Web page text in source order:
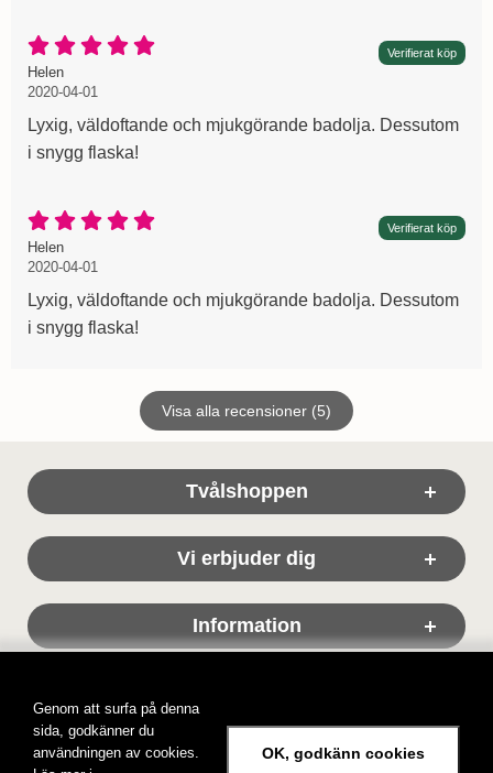
Genom att surfa på denna
sida, godkänner du
användningen av cookies.
OK, godkänn cookies
Betyg: 5 Stjärnor av 5 Verifierat köp
Recension av:
Helen, 2020-04-01
, 2020-04-01
2020-04-01
Lyxig, väldoftande och mjukgörande badolja. Dessutom
i snygg flaska!
Betyg: 5 Stjärnor av 5 Verifierat köp
Recension av:
Helen, 2020-04-01
, 2020-04-01
2020-04-01
Lyxig, väldoftande och mjukgörande badolja. Dessutom
i snygg flaska!
Visa alla recensioner (5)
Sidfot Blandad info och länkar
Tvålshoppen
Vi erbjuder dig
Information